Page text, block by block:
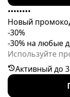
••••••••
Новый
-30%
-30% на любые
Используйте
30% на покупку
действует
Активный до